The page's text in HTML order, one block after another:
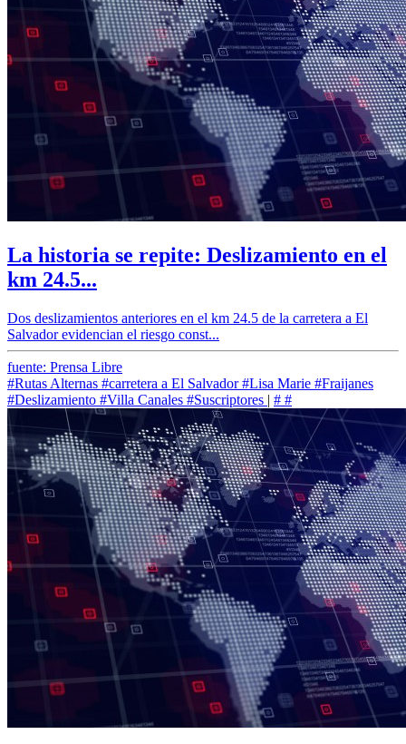
La historia se repite: Deslizamiento en el
km 24.5...
Dos deslizamientos anteriores en el km 24.5 de la carretera a El
Salvador evidencian el riesgo const...
fuente: Prensa Libre
#Rutas Alternas #carretera a El Salvador #Lisa Marie #Fraijanes
#Deslizamiento #Villa Canales #Suscriptores | # #